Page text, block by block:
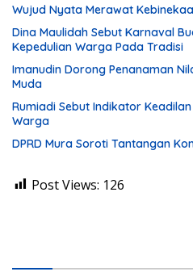
Wujud Nyata Merawat
Dina Maulidah Sebut Karnaval
Kepedulian Warga Pada Tradisi
Imanudin Dorong Penanaman
Muda
Rumiadi Sebut Indikator
Warga
DPRD Mura Soroti Tantangan
Post Views: 126